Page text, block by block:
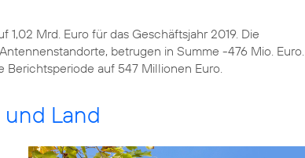
1,02 Mrd. Euro für das Geschäftsjahr 2019. Die
betrugen in Summe -476 Mio. Euro.
Berichtsperiode auf 547 Millionen Euro.
Land